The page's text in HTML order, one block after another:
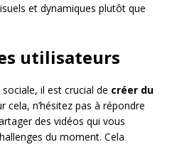
et dynamiques plutôt que
utilisateurs
il est crucial de créer du
cela, n’hésitez pas à répondre
des vidéos qui vous
du moment. Cela